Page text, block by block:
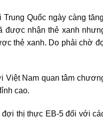
Quốc ngày càng
được nhận thẻ xanh
thẻ xanh. Do phải chờ
Việt Nam quan tâm
cao.
thị thực EB-5 đối với